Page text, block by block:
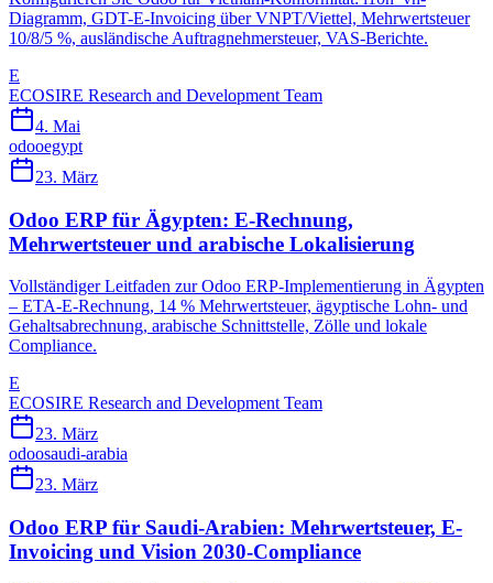
Diagramm, GDT-E-Invoicing über VNPT/Viettel, Mehrwertsteuer
10/8/5 %, ausländische Auftragnehmersteuer, VAS-Berichte.
E
ECOSIRE Research and Development Team
4. Mai
odooegypt
23. März
Odoo ERP für Ägypten: E-Rechnung,
Mehrwertsteuer und arabische Lokalisierung
Vollständiger Leitfaden zur Odoo ERP-Implementierung in Ägypten
– ETA-E-Rechnung, 14 % Mehrwertsteuer, ägyptische Lohn- und
Gehaltsabrechnung, arabische Schnittstelle, Zölle und lokale
Compliance.
E
ECOSIRE Research and Development Team
23. März
odoosaudi-arabia
23. März
Odoo ERP für Saudi-Arabien: Mehrwertsteuer, E-
Invoicing und Vision 2030-Compliance